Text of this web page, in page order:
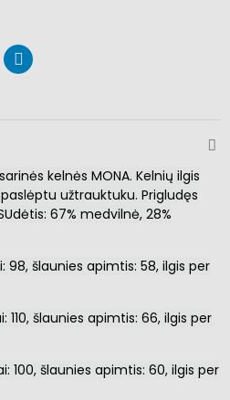
kelnės MONA. Kelnių ilgis
užtrauktuku. Prigludęs
67% medvilnė, 28%
98, šlaunies apimtis: 58, ilgis per
šlaunies apimtis: 66, ilgis per
100, šlaunies apimtis: 60, ilgis per